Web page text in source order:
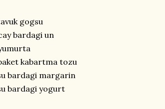
gogsu
bardagi un
kabartma tozu
bardagi margarin
bardagi yogurt